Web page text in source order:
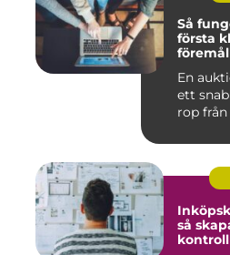
Så
första
föremål
En
ett
rop från
så